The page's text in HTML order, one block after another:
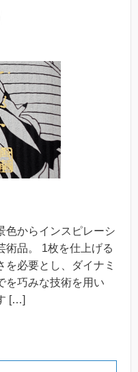
色からインスピレーシ
術品。 1枚を仕上げる
を必要とし、ダイナミ
を巧みな技術を用い
[…]